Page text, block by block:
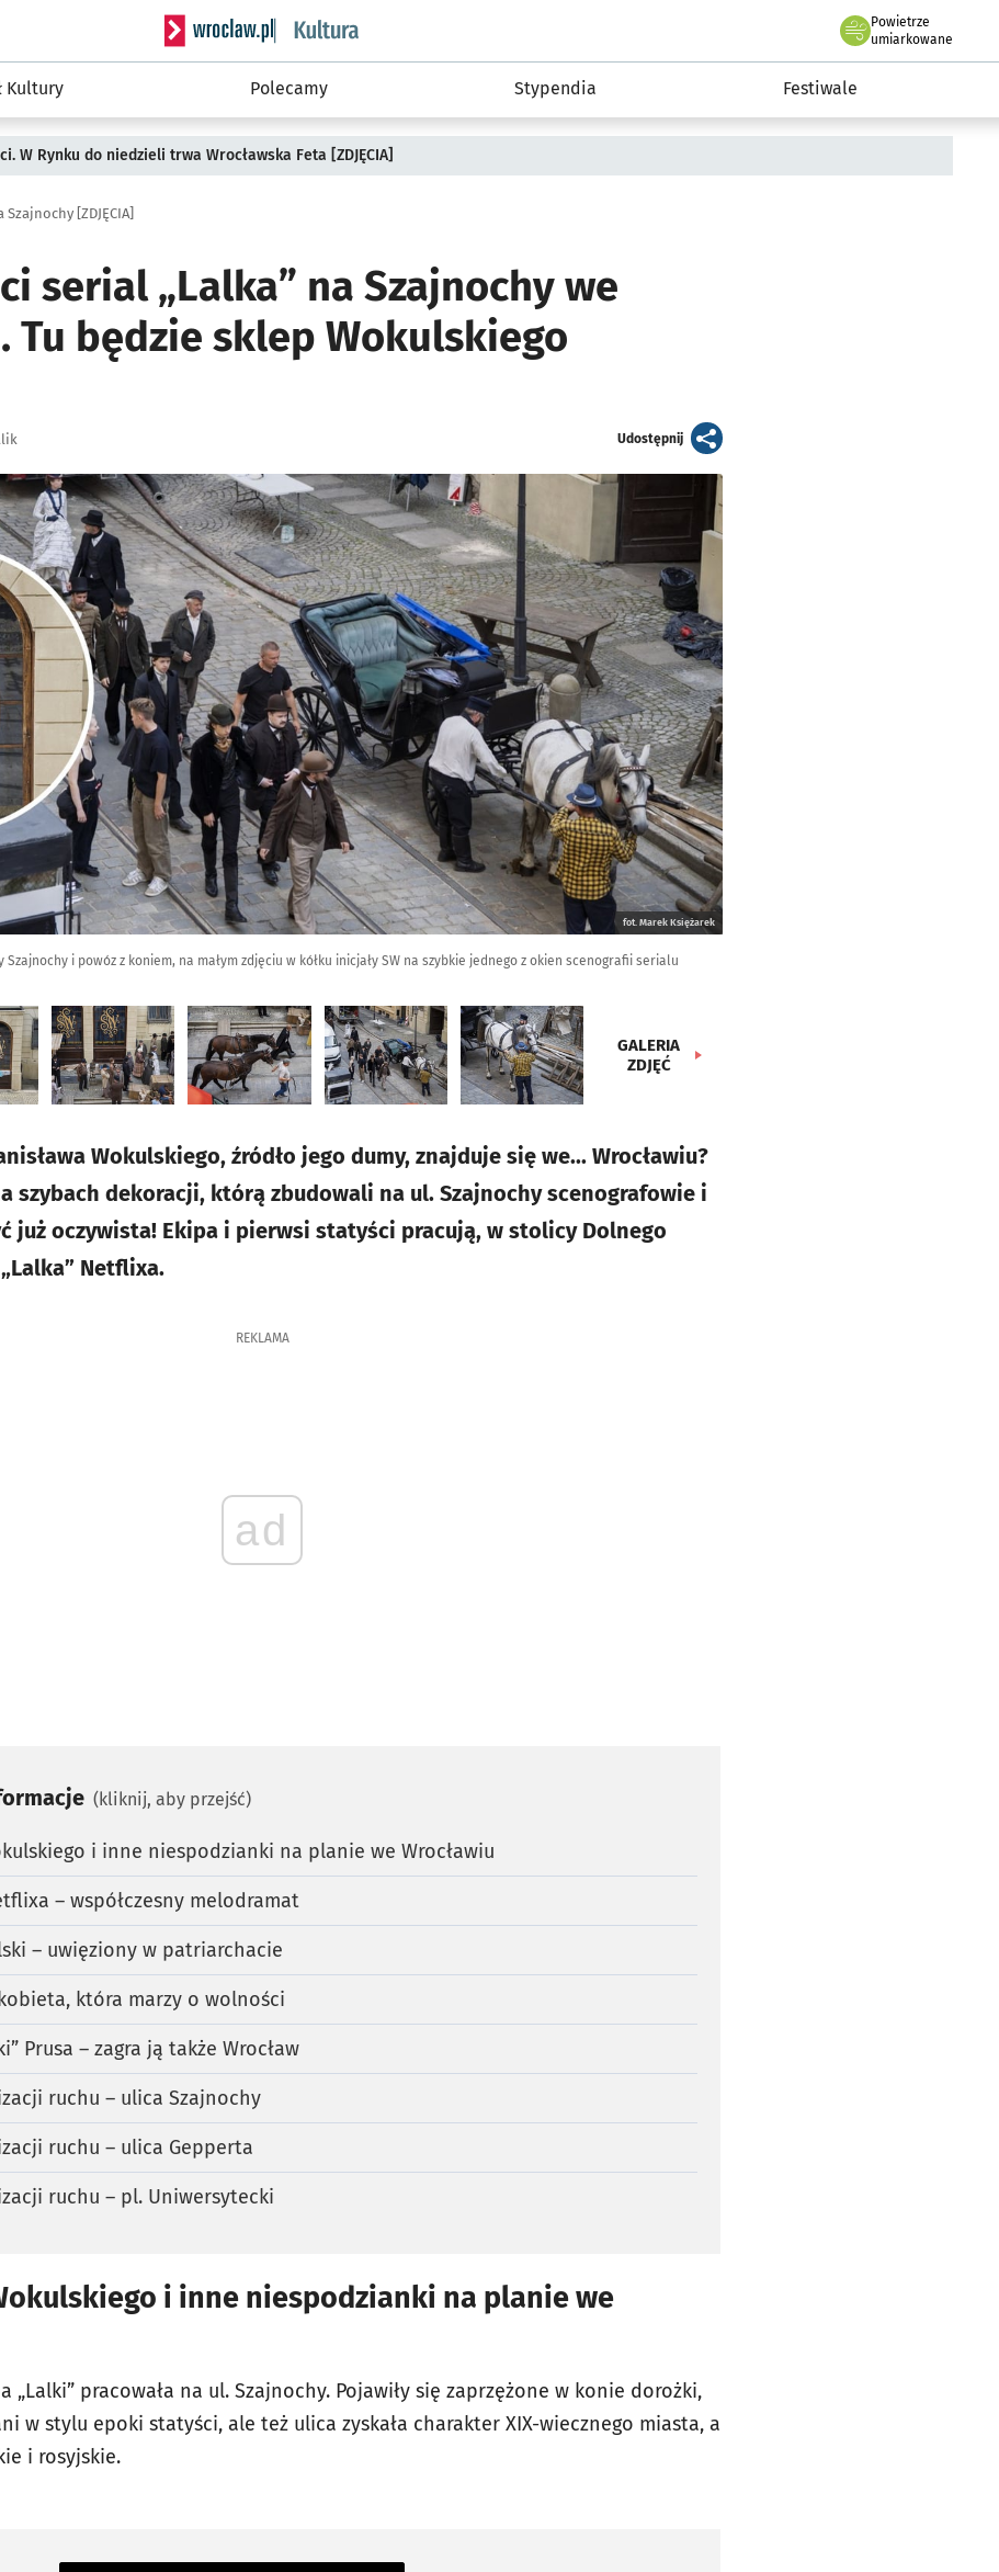
Serwis informacyjny wroclaw.pl podserwis: Kultura
Powietrze
we Wrocławiu
umiarkowane
Kultury Polecamy Stypendia Festiwale
W Rynku do niedzieli trwa Wrocławska Feta [ZDJĘCIA]
[ZDJĘCIA]
serial „Lalka” na Szajnochy we
Tu będzie sklep Wokulskiego
Udostępnijartykuł
fot. Marek Księżarek
i powóz z koniem, na małym zdjęciu w kółku inicjały SW na szybkie jednego z okien scenografii serialu
GALERIA
ZDJĘĆ
Wokulskiego, źródło jego dumy, znajduje się we... Wrocławiu?
szybach dekoracji, którą zbudowali na ul. Szajnochy scenografowie i
już oczywista! Ekipa i pierwsi statyści pracują, w stolicy Dolnego
Netflixa.
REKLAMA
ad
(kliknij, aby przejść)
i inne niespodzianki na planie we Wrocławiu
– współczesny melodramat
– uwięziony w patriarchacie
która marzy o wolności
Prusa – zagra ją także Wrocław
ruchu – ulica Szajnochy
ruchu – ulica Gepperta
ruchu – pl. Uniwersytecki
i inne niespodzianki na planie we
„Lalki” pracowała na ul. Szajnochy. Pojawiły się zaprzężone w konie dorożki,
w stylu epoki statyści, ale też ulica zyskała charakter XIX-wiecznego miasta, a
i rosyjskie.